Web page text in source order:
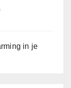
in je